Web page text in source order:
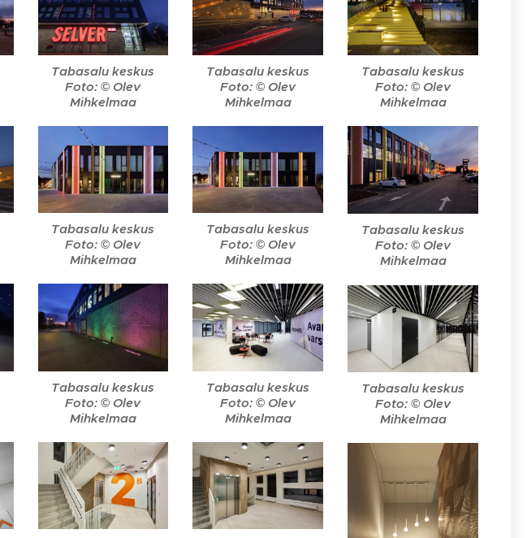
Tabasalu keskus
Foto: © Olev
Mihkelmaa
Tabasalu keskus
Foto: © Olev
Mihkelmaa
Tabasalu keskus
Foto: © Olev
Mihkelmaa
Tabasalu keskus
Foto: © Olev
Mihkelmaa
Tabasalu keskus
Foto: © Olev
Mihkelmaa
Tabasalu keskus
Foto: © Olev
Mihkelmaa
Tabasalu keskus
Foto: © Olev
Mihkelmaa
Tabasalu keskus
Foto: © Olev
Mihkelmaa
Tabasalu keskus
Foto: © Olev
Mihkelmaa